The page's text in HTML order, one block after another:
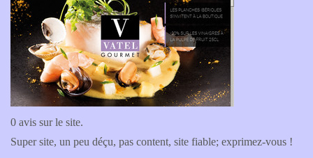
0 avis sur le site.
Super site, un peu déçu, pas content, site fiable; exprimez-vous !